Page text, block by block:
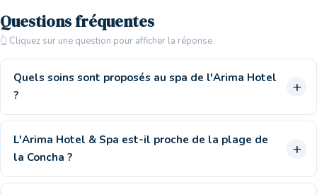
Questions fréquentes
👆 Cliquez sur une question pour afficher la réponse
Quels soins sont proposés au spa de l'Arima Hotel
?
L'Arima Hotel & Spa est-il proche de la plage de
la Concha ?